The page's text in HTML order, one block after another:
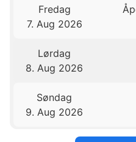
Fredag
7. Aug 2026
Lørdag
8. Aug 2026
Søndag
9. Aug 2026